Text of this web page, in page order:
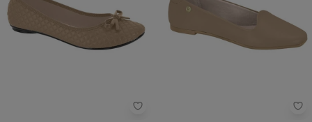
Moleca - Sapatilha Moleca